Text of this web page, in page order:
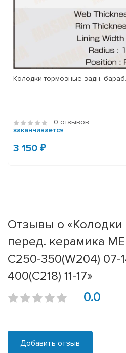
Колодки тормозные задн.
0 отзывов
заканчивается
3 150 ₽
Отзывы о
перед. керамика
C250-350(W204) 07-
400(C218) 11-17»
0.0
Добавить отзыв